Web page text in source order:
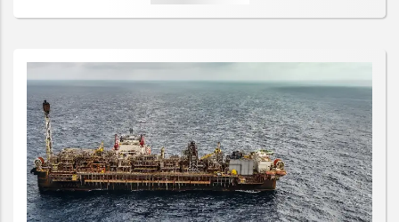
Termos de Uso e Privacidade
Esse site utiliza cookies para melhorar sua